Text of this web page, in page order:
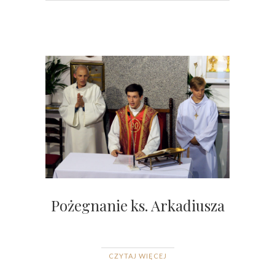
Pożegnanie ks. Arkadiusza
CZYTAJ WIĘCEJ